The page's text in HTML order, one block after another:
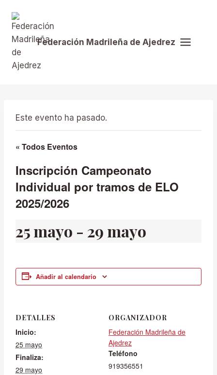
contenido
Federación Madrileña de Ajedrez
Este evento ha pasado.
« Todos Eventos
Inscripción Campeonato
Individual por tramos de ELO
2025/2026
25 mayo - 29 mayo
Añadir al calendario
DETALLES
Inicio:
25 mayo
Finaliza:
29 mayo
ORGANIZADOR
Federación Madrileña de
Ajedrez
Teléfono
919356551